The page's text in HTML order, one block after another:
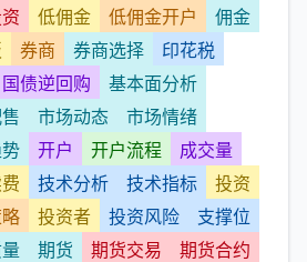
低佣金 低佣金开户
佣金
券商 券商选择
印花税
国债逆回购
基本面分析
市场动态
市场情绪
开户 开户流程
成交量
技术分析 技术指标
投资
投资者 投资风险
支撑位
期货 期货交易
期货合约